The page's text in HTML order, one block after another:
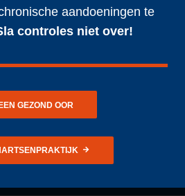
aandoeningen te
controles niet over!
GEZOND OOR